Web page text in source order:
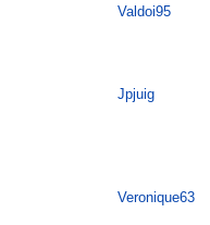
Valdoi95
Jpjuig
Veronique63